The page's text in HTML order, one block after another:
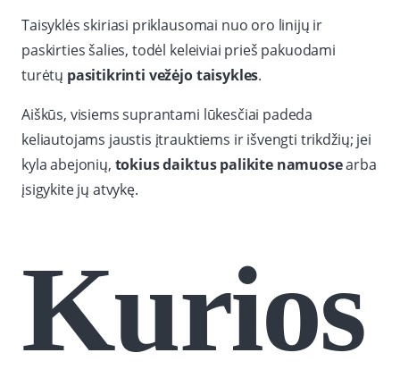
Taisyklės skiriasi priklausomai nuo oro linijų ir
paskirties šalies, todėl keleiviai prieš pakuodami
turėtų pasitikrinti vežėjo taisykles.
Aiškūs, visiems suprantami lūkesčiai padeda
keliautojams jaustis įtrauktiems ir išvengti trikdžių; jei
kyla abejonių, tokius daiktus palikite namuosearba
įsigykite jų atvykę.
Kurios